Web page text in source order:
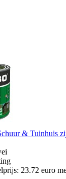
& Tuinhuis
23.72 euro